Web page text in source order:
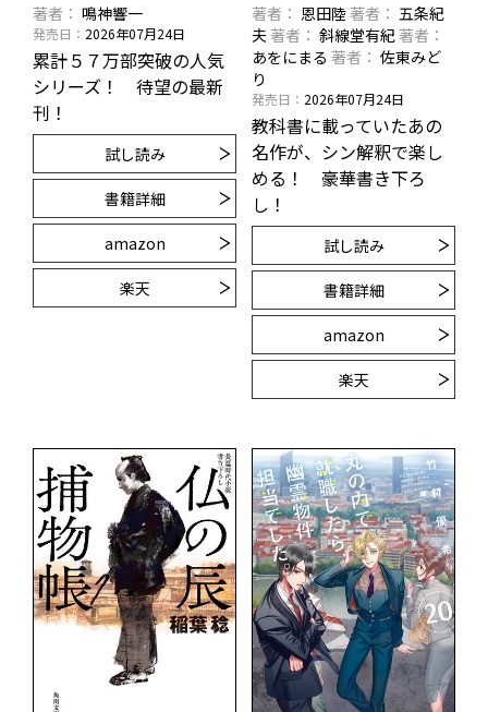
著者 鳴神響一
発売日 2026年07月24日
累計５７万部突破の人気
シリーズ！ 待望の最新
刊！
試し読み
書籍詳細
amazon
楽天
著者 恩田陸著者
五条紀
夫著者 斜線堂有紀著者
あをにまる 著者
佐東みど
り
発売日 2026年07月24日
教科書に載っていたあの
名作が、シン解釈で楽し
める！ 豪華書き下ろ
し！
試し読み
書籍詳細
amazon
楽天